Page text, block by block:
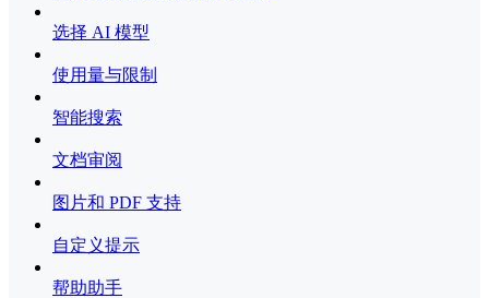
选择 AI 模型
使用量与限制
智能搜索
文档审阅
图片和 PDF 支持
自定义提示
帮助助手